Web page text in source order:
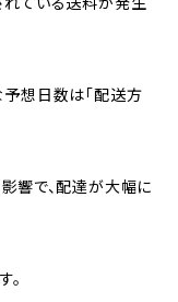
想日数は「配送方
響で、配達が大幅に
。